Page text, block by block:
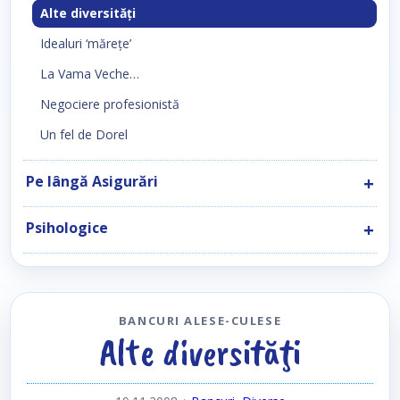
BANCURI ALESE-CULESE
Alte diversităţi
Alte diversităţi
Idealuri ‘măreţe’
La Vama Veche…
Negociere profesionistă
Un fel de Dorel
Pe lângă Asigurări
Psihologice